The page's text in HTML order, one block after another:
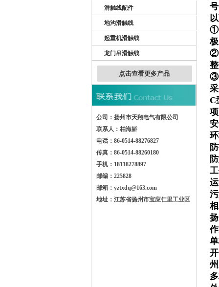
滑触线配件
地沟滑触线
起重机滑触线
龙门吊滑触线
点击查看更多产品
公司：扬州市天翔电气有限公司
联系人：柏海娇
电话：86-0514-88276827
传真：86-0514-88260180
手机：18118278897
邮编：225828
邮箱：yztxdq@163.com
地址：江苏省扬州市宝应仁里工业区
①
②
③
C